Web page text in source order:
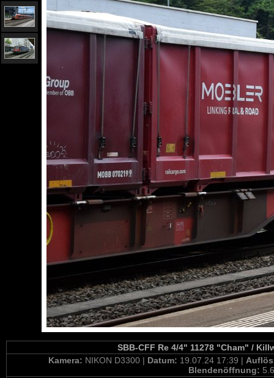
SBB-CFF Re 4/4" 11278 "Cham" /
Kamera: NIKON D3300 | Datum: 19.07.24 17:39 |
Blendenöffnung: